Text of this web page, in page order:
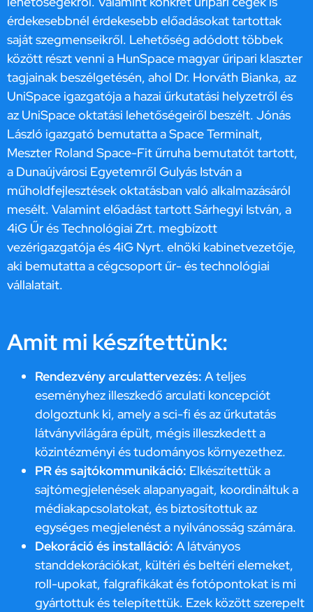
érdekesebbnél érdekesebb előadásokat tartottak
saját szegmenseikről. Lehetőség adódott többek
között részt venni a HunSpace magyar űripari klaszter
tagjainak beszélgetésén, ahol Dr. Horváth Bianka, az
UniSpace igazgatója a hazai űrkutatási helyzetről és
az UniSpace oktatási lehetőségeiről beszélt. Jónás
László igazgató bemutatta a Space Terminalt,
Meszter Roland Space-Fit űrruha bemutatót tartott,
a Dunaújvárosi Egyetemről Gulyás István a
műholdfejlesztések oktatásban való alkalmazásáról
mesélt. Valamint előadást tartott Sárhegyi István, a
4iG Űr és Technológiai Zrt. megbízott
vezérigazgatója és 4iG Nyrt. elnöki kabinetvezetője,
aki bemutatta a cégcsoport űr- és technológiai
vállalatait.
Amit mi készítettünk:
Rendezvény arculattervezés: A teljes
eseményhez illeszkedő arculati koncepciót
dolgoztunk ki, amely a sci-fi és az űrkutatás
látványvilágára épült, mégis illeszkedett a
közintézményi és tudományos környezethez.
PR és sajtókommunikáció: Elkészítettük a
sajtómegjelenések alapanyagait, koordináltuk a
médiakapcsolatokat, és biztosítottuk az
egységes megjelenést a nyilvánosság számára.
Dekoráció és installáció: A látványos
standdekorációkat, kültéri és beltéri elemeket,
roll-upokat, falgrafikákat és fotópontokat is mi
gyártottuk és telepítettük. Ezek között szerepelt